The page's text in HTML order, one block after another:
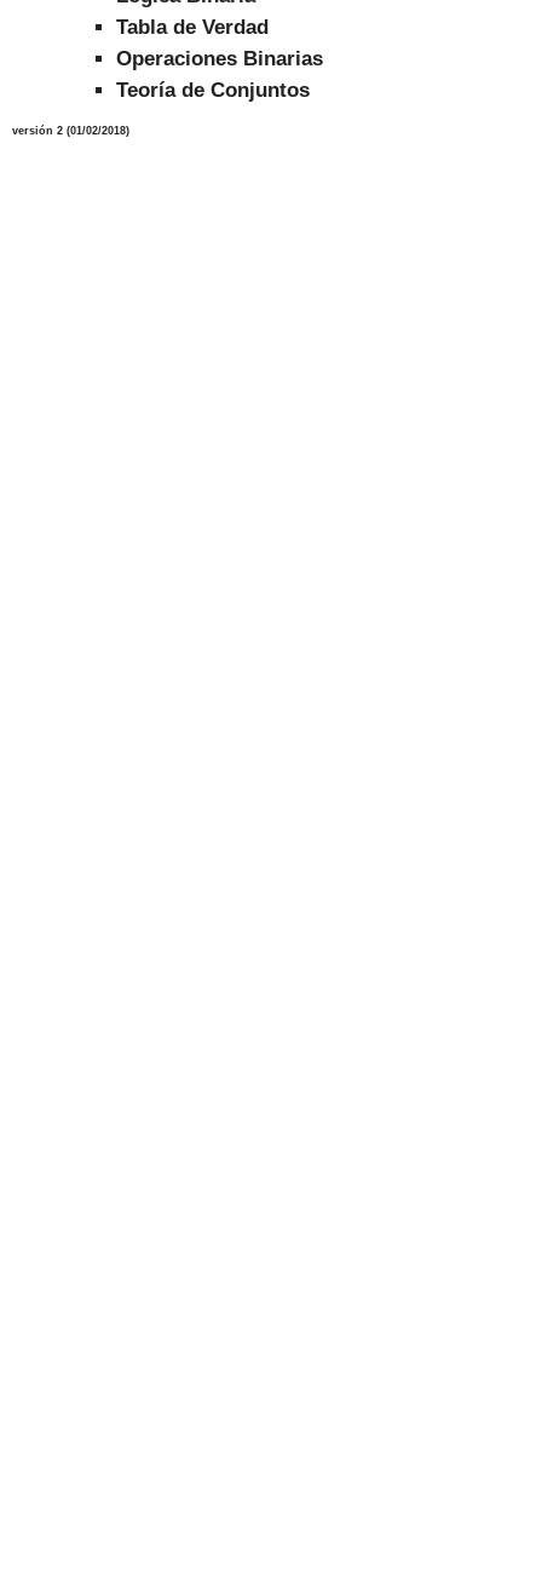
Tabla de Verdad
Operaciones Binarias
Teoría de Conjuntos
versión 2 (01/02/2018)